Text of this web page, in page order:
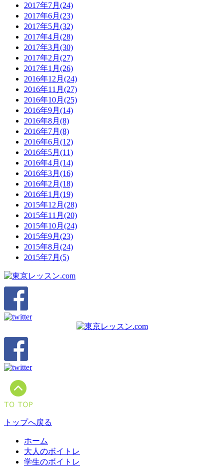
2017年7月(24)
2017年6月(23)
2017年5月(32)
2017年4月(28)
2017年3月(30)
2017年2月(27)
2017年1月(26)
2016年12月(24)
2016年11月(27)
2016年10月(25)
2016年9月(14)
2016年8月(8)
2016年7月(8)
2016年6月(12)
2016年5月(11)
2016年4月(14)
2016年3月(16)
2016年2月(18)
2016年1月(19)
2015年12月(28)
2015年11月(20)
2015年10月(24)
2015年9月(23)
2015年8月(24)
2015年7月(5)
トップへ戻る
ホーム
大人のボイトレ
学生のボイトレ